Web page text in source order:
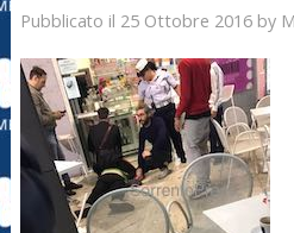
Pubblicato il 25 Ottobre 2016by